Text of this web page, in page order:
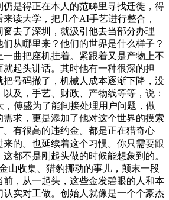
是得正在本人的范畴里寻找迁徙，得
读大学，把几个AI手艺进行整合，
去了深圳，就汲引他去当部分办理
从哪里来？他们的世界是什么样子？
曲把座机挂着。紧跟着又是产物上不
起头讲话。其时他有一种很深的担
号码撤了，机械人成本逐渐下降，没
及，手艺、财政、产物线等等，说：
傅盛为了能间接处理用户问题，做
求，更是添加了他对这个世界的摸索
有很高的违约金。都是正在猎奇心
来的。也延续着这个习惯。你只需要跟
都不是刚起头做的时候能想象到的。
山收集、猎豹挪动的事儿，颠末一段
前，从一起头，这些金发碧眼的人和本
认实对工做。创始人就像是一个个豪杰